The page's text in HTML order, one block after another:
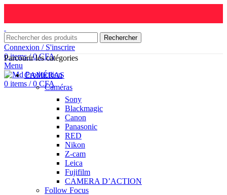
Rechercher
Connexion / S'inscrire
0items / 0CFA
Menu
0 items / 0 CFA
Parcourir les catégories
CAMÉRAS
Caméras
Sony
Blackmagic
Canon
Panasonic
RED
Nikon
Z-cam
Leica
Fujifilm
CAMERA D’ACTION
Follow Focus